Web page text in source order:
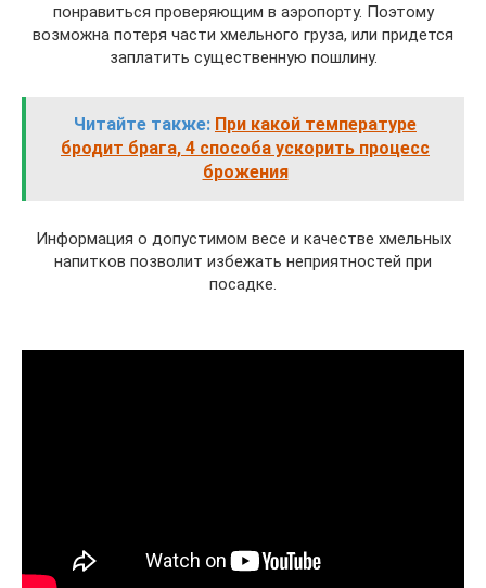
понравиться проверяющим в аэропорту. Поэтому
возможна потеря части хмельного груза, или придется
заплатить существенную пошлину.
Читайте также: При какой температуре
бродит брага, 4 способа ускорить процесс
брожения
Информация о допустимом весе и качестве хмельных
напитков позволит избежать неприятностей при
посадке.